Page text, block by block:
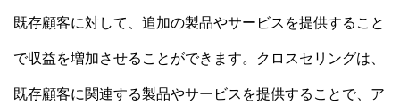
既存顧客に対して、追加の製品やサービスを提供すること
で収益を増加させることができます。クロスセリングは、
既存顧客に関連する製品やサービスを提供することで、ア